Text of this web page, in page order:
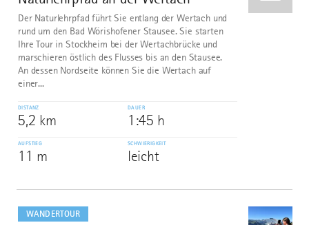
Der Naturlehrpfad führt Sie entlang der Wertach und
rund um den Bad Wörishofener Stausee. Sie starten
Ihre Tour in Stockheim bei der Wertachbrücke und
marschieren östlich des Flusses bis an den Stausee.
An dessen Nordseite können Sie die Wertach auf
einer...
DISTANZ
5,2 km
DAUER
1:45 h
AUFSTIEG
11 m
SCHWIERIGKEIT
leicht
WANDERTOUR
dazu